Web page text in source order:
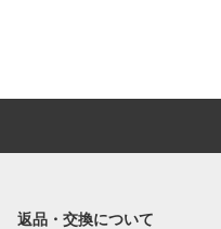
返品・交換について